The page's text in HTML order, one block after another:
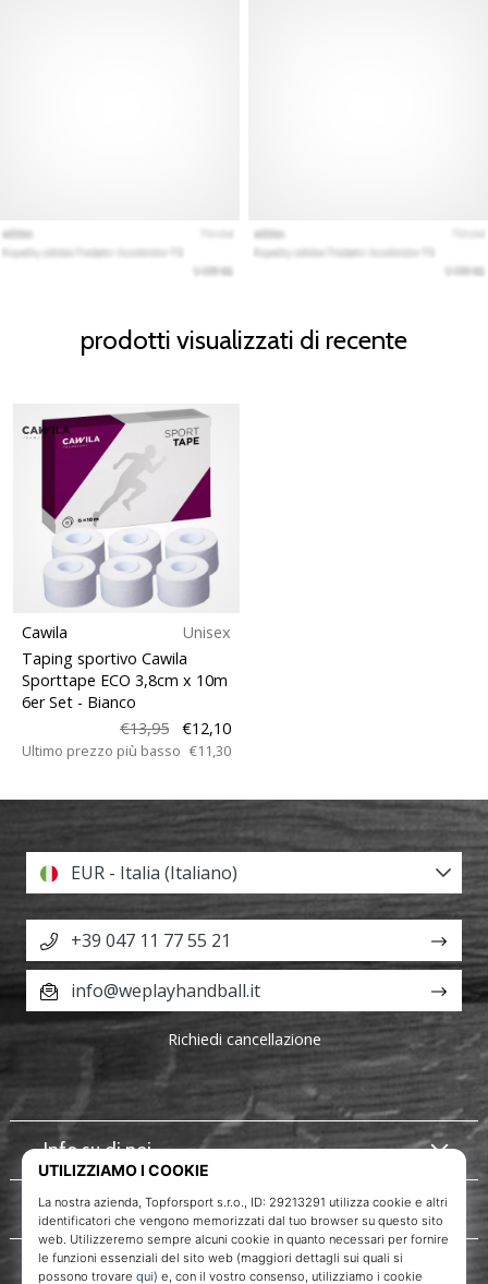
prodotti visualizzati di recente
Cawila
Unisex
Taping sportivo Cawila
Sporttape ECO 3,8cm x 10m
6er Set - Bianco
€13,95
€12,10
Ultimo prezzo più basso €11,30
Info su di noi
Servizio clienti
EUR - Italia (Italiano)
+39 047 11 77 55 21
info@weplayhandball.it
Richiedi cancellazione